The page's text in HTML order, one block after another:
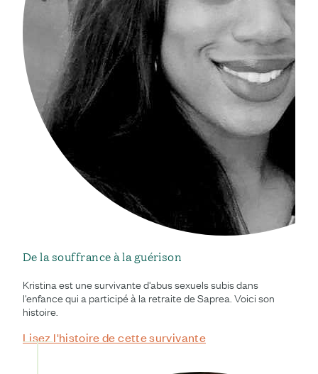
De la souffrance à la guérison
Kristina est une survivante d'abus sexuels subis dans
l'enfance qui a participé à la retraite de Saprea. Voici son
histoire.
Lisez l'histoire de cette survivante